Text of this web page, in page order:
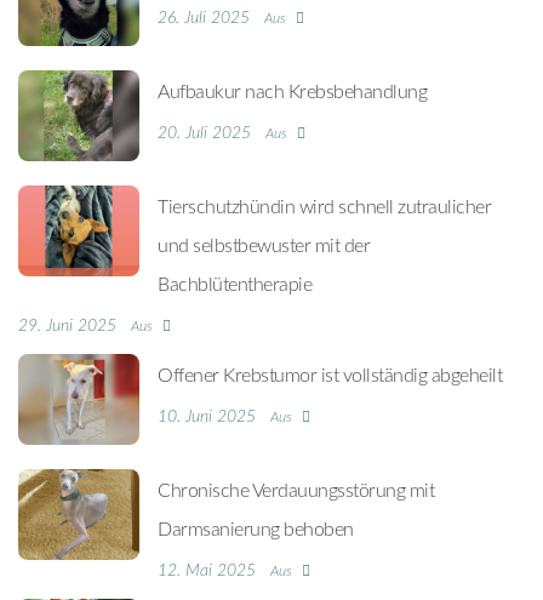
26. Juli 2025 Aus
Aufbaukur nach Krebsbehandlung
20. Juli 2025 Aus
Tierschutzhündin wird schnell zutraulicher
und selbstbewuster mit der
Bachblütentherapie
29. Juni 2025 Aus
Offener Krebstumor ist vollständig abgeheilt
10. Juni 2025 Aus
Chronische Verdauungsstörung mit
Darmsanierung behoben
12. Mai 2025 Aus